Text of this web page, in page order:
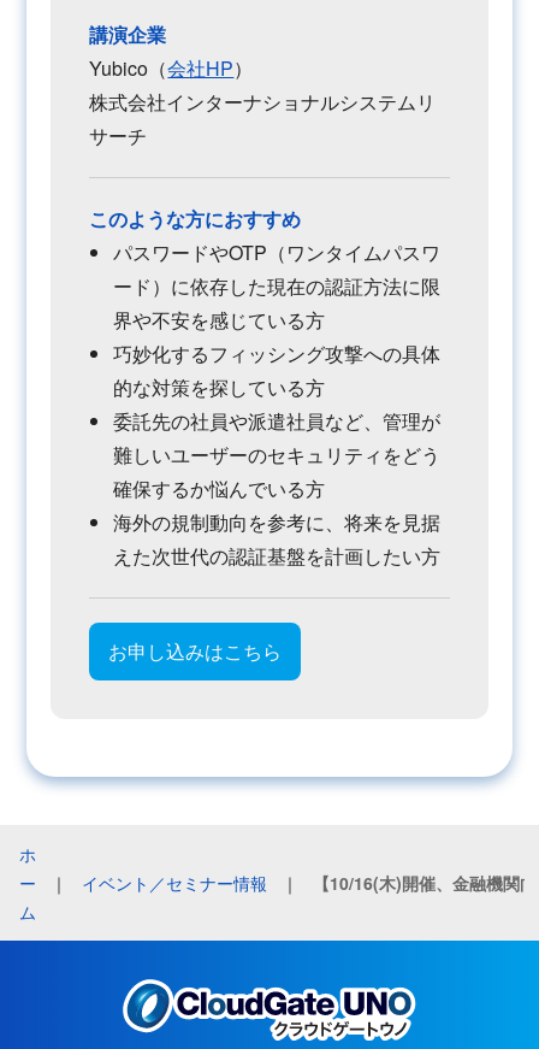
講演企業
Yubico（会社HP）
株式会社インターナショナルシステムリ
サーチ
このような方におすすめ
パスワードやOTP（ワンタイムパスワ
ード）に依存した現在の認証方法に限
界や不安を感じている方
巧妙化するフィッシング攻撃への具体
的な対策を探している方
委託先の社員や派遣社員など、管理が
難しいユーザーのセキュリティをどう
確保するか悩んでいる方
海外の規制動向を参考に、将来を見据
えた次世代の認証基盤を計画したい方
お申し込みはこちら
ホ
ー
ム
｜ イベント／セミナー情報 ｜